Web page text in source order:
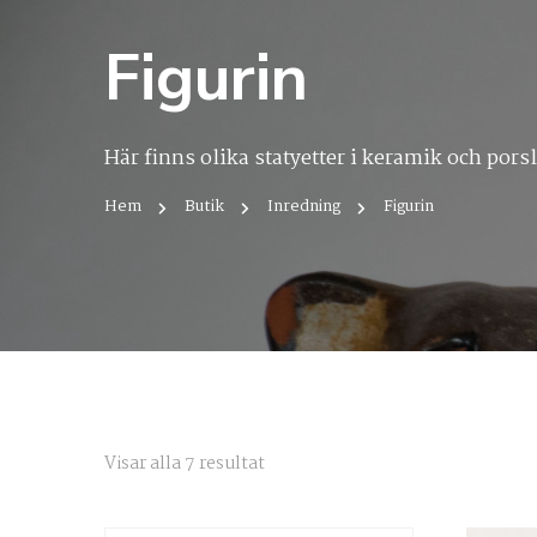
Figurin
Här finns olika statyetter i keramik och
Hem Butik Inredning Figurin
Visar alla 7 resultatSortera